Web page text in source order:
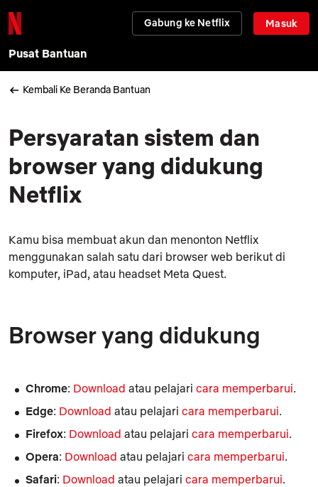
Gabung ke Netflix Masuk
Pusat Bantuan
Kembali Ke Beranda Bantuan
Persyaratan sistem dan
browser yang didukung
Netflix
Kamu bisa membuat akun dan menonton Netflix
menggunakan salah satu dari browser web berikut di
komputer, iPad, atau headset Meta Quest.
Browser yang didukung
Chrome: Download atau pelajari cara memperbarui.
Edge: Download atau pelajari cara memperbarui.
Firefox: Download atau pelajari cara memperbarui.
Opera: Download atau pelajari cara memperbarui.
Safari: Download atau pelajari cara memperbarui.